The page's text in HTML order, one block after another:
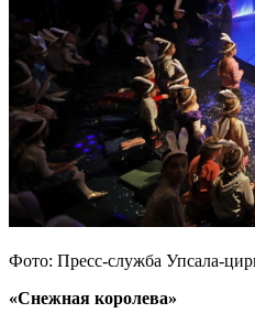
Фото: Пресс-служба Упсала-
«Снежная королева»